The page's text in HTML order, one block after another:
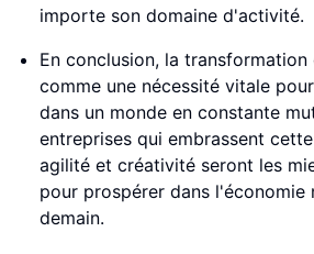
importe son domaine d'activité.
En conclusion, la
comme une nécessité vitale
dans un monde en constante
entreprises qui embrassent
agilité et créativité seront les
pour prospérer dans l'économie
demain.